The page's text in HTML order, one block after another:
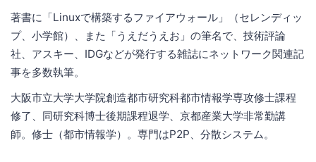
著書に「Linuxで構築するファイアウォール」（セレンディッ
プ、小学館）、また「うえだうえお」の筆名で、技術評論
社、アスキー、IDGなどが発行する雑誌にネットワーク関連記
事を多数執筆。
大阪市立大学大学院創造都市研究科都市情報学専攻修士課程
修了、同研究科博士後期課程退学、京都産業大学非常勤講
師。修士（都市情報学）。専門はP2P、分散システム。